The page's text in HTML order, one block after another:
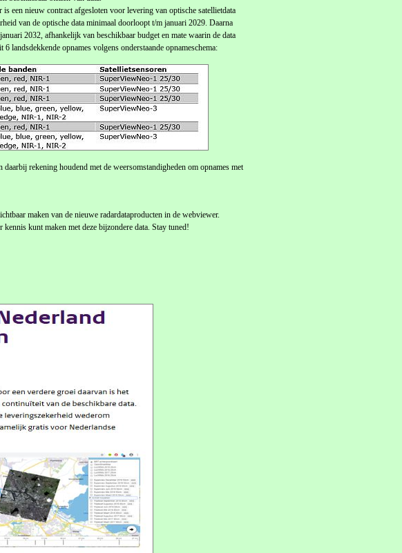
een nieuw contract afgesloten voor levering van optische satellietdata
van de optische data minimaal doorloopt t/m januari 2029. Daarna
2032, afhankelijk van beschikbaar budget en mate waarin de data
landsdekkende opnames volgens onderstaande opnameschema:
rekening houdend met de weersomstandigheden om opnames met
maken van de nieuwe radardataproducten in de webviewer.
kunt maken met deze bijzondere data. Stay tuned!